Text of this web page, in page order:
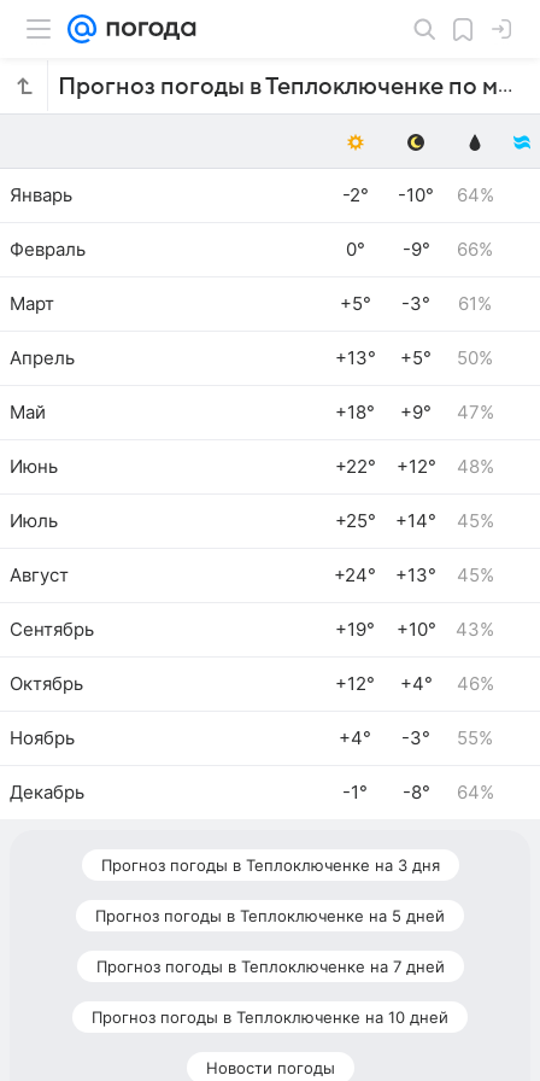
Прогноз погоды в Теплоключенке по месяцам
Январь -2° -10° 64%
Февраль 0° -9° 66%
Март +5° -3° 61%
Апрель +13° +5° 50%
Май +18° +9° 47%
Июнь +22° +12° 48%
Июль +25° +14° 45%
Август +24° +13° 45%
Сентябрь +19° +10° 43%
Октябрь +12° +4° 46%
Ноябрь +4° -3° 55%
Декабрь -1° -8° 64%
Прогноз погоды в Теплоключенке на 3 дня
Прогноз погоды в Теплоключенке на 5 дней
Прогноз погоды в Теплоключенке на 7 дней
Прогноз погоды в Теплоключенке на 10 дней
Новости погоды